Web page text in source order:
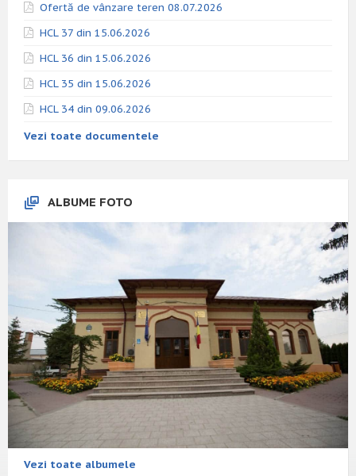
Ofertă de vânzare teren 08.07.2026
HCL 37 din 15.06.2026
HCL 36 din 15.06.2026
HCL 35 din 15.06.2026
HCL 34 din 09.06.2026
Vezi toate documentele
ALBUME FOTO
Vezi toate albumele